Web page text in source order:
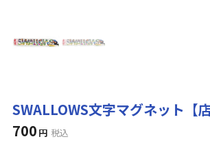
SWALLOWS文字マグネット【
700 円 税込